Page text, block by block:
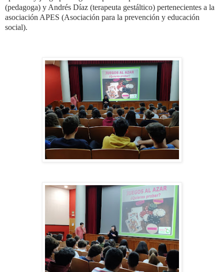
(pedagoga) y Andrés Díaz (terapeuta gestáltico) pertenecientes a la
asociación APES (Asociación para la prevención y educación
social).